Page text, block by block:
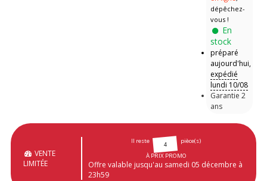
dépêchez-
vous !
En
stock
préparé
aujourd'hui,
expédié
lundi 10/08
Garantie 2
ans
VENTE
LIMITÉE
Il reste 4
pièce(s)
À PRIX PROMO
Offre valable jusqu'au samedi 05 décembre à
23h59